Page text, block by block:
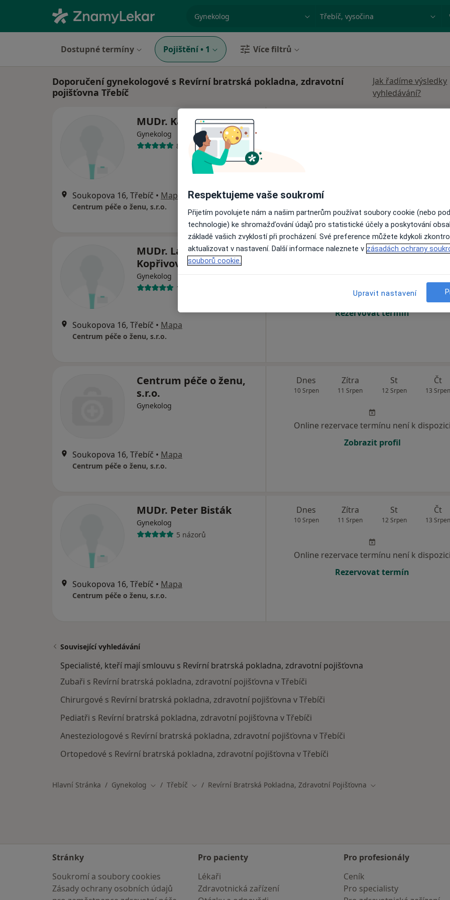
Město nebo region
Dostupné termíny Pojištění • 1 Více filtrů
Doporučení gynekologové s Revírní bratrská pokladna, zdravotní
pojišťovna Třebíč
Jak řadíme výsledky
vyhledávání?
MUDr. Karel Janíček
Gynekolog
85 názorů
Soukopova 16, Třebíč • Mapa
Centrum péče o ženu, s.r.o.
MUDr. Ladislava
Kopřivová
Gynekolog
18 názorů
Soukopova 16, Třebíč • Mapa
Centrum péče o ženu, s.r.o.
Dnes Zítra St Čt
Online rezervace termínu není k dispozici
Rezervovat termín
Centrum péče o ženu,
s.r.o.
Gynekolog
Soukopova 16, Třebíč • Mapa
Centrum péče o ženu, s.r.o.
Dnes
10 Srpen
Zítra
11 Srpen
St
12 Srpen
Čt
13 Srpen
Online rezervace termínu není k dispozici
Zobrazit profil
MUDr. Peter Bisták
Gynekolog
5 názorů
Soukopova 16, Třebíč • Mapa
Centrum péče o ženu, s.r.o.
Dnes
10 Srpen
Zítra
11 Srpen
St
12 Srpen
Čt
13 Srpen
Online rezervace termínu není k dispozici
Rezervovat termín
Související vyhledávání
Specialisté, kteří mají smlouvu s Revírní bratrská pokladna, zdravotní pojišťovna
Zubaři s Revírní bratrská pokladna, zdravotní pojišťovna v Třebíči
Chirurgové s Revírní bratrská pokladna, zdravotní pojišťovna v Třebíči
Pediatři s Revírní bratrská pokladna, zdravotní pojišťovna v Třebíči
Anesteziologové s Revírní bratrská pokladna, zdravotní pojišťovna v Třebíči
Ortopedové s Revírní bratrská pokladna, zdravotní pojišťovna v Třebíči
Hlavní Stránka Gynekolog Změna města
Třebíč Změna města
Revírní Bratrská Pokladna, Zdravotní Pojišťovna Změna města
Stránky
Soukromí a soubory cookies
Zásady ochrany osobních údajů
Pro pacienty
Lékaři
Zdravotnická zařízení
Pro profesionály
Ceník
Pro specialisty
Respektujeme vaše soukromí
Přijetím povolujete nám a našim partnerům používat soubory cookie (nebo
technologie) ke shromažďování údajů pro statistické účely a poskytování
základě vašich zvyklostí při procházení. Své preference můžete kdykoli
aktualizovat v nastavení. Další informace naleznete v zásadách ochrany
souborů cookie.
Upravit nastavení